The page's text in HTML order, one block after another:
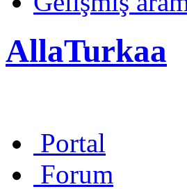
AllaTurkaa
Portal
Forum